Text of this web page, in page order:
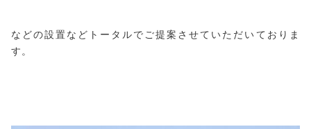
などの設置などトータルでご提案させていただいておりま
す。